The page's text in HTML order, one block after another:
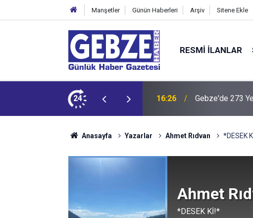
Manşetler Günün Haberleri Arşiv Sitene Ekle
RESMI İLANLAR
24 16:24 “Tarihi Okul
Anasayfa Yazarlar Ahmet Rıdvan *DESEK
Ahmet
*DESEK Kİ!*